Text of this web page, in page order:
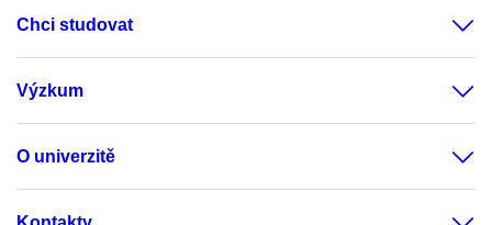
Chci studovat
Výzkum
O univerzitě